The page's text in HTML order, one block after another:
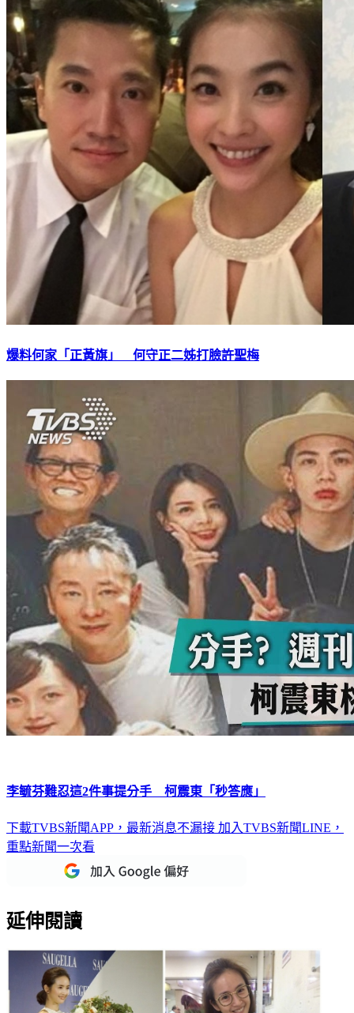
爆料何家「正黃旗」 何守正二姊打臉許聖梅
李毓芬難忍這2件事提分手 柯震東「秒答應」
下載TVBS新聞APP，最新消息不漏接 加入TVBS新聞LINE，
重點新聞一次看
延伸閱讀